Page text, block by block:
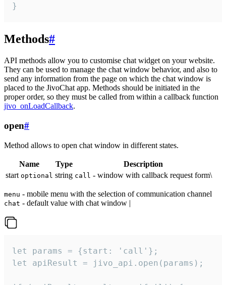
}
Methods#
API methods allow you to customise chat widget on your website.
They can be used to manage the chat window behavior, and also to
send any information from the page on which the chat window is
placed to the JivoChat app. Methods should be initiated in the
proper order, so they must be called from within a callback function
jivo_onLoadCallback.
open#
Method allows to open chat window in different states.
Name Type
Description
start optional string call - window with callback request form\
menu - mobile menu with the selection of communication channel
chat - default value with chat window |
let params = {start: 'call'};
let apiResult = jivo_api.open(params);